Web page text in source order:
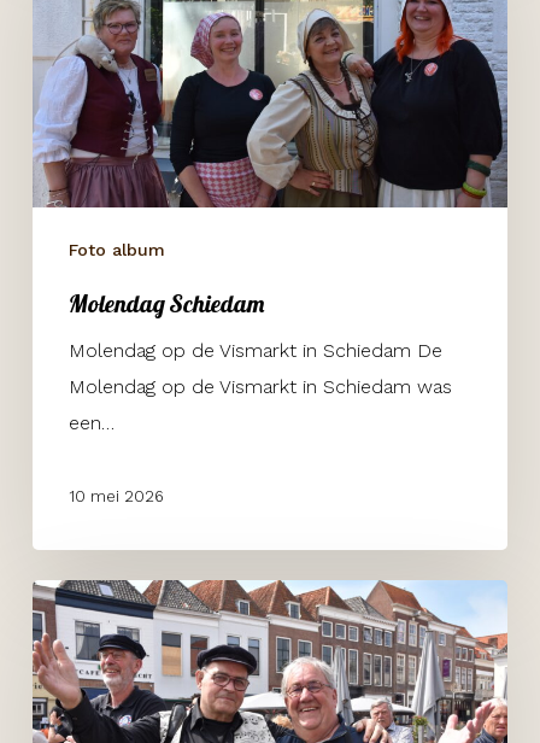
Foto album
Molendag Schiedam
Molendag op de Vismarkt in Schiedam De
Molendag op de Vismarkt in Schiedam was
een…
10 mei 2026
Shantyfestival
Zierikzee